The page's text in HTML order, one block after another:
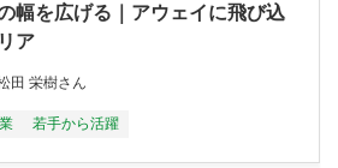
幅を広げる｜アウェイに飛び込
ア
田 栄樹さん
若手から活躍